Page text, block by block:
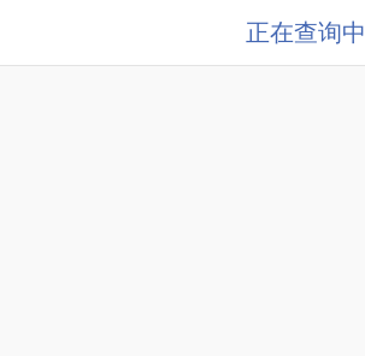
正在查询中